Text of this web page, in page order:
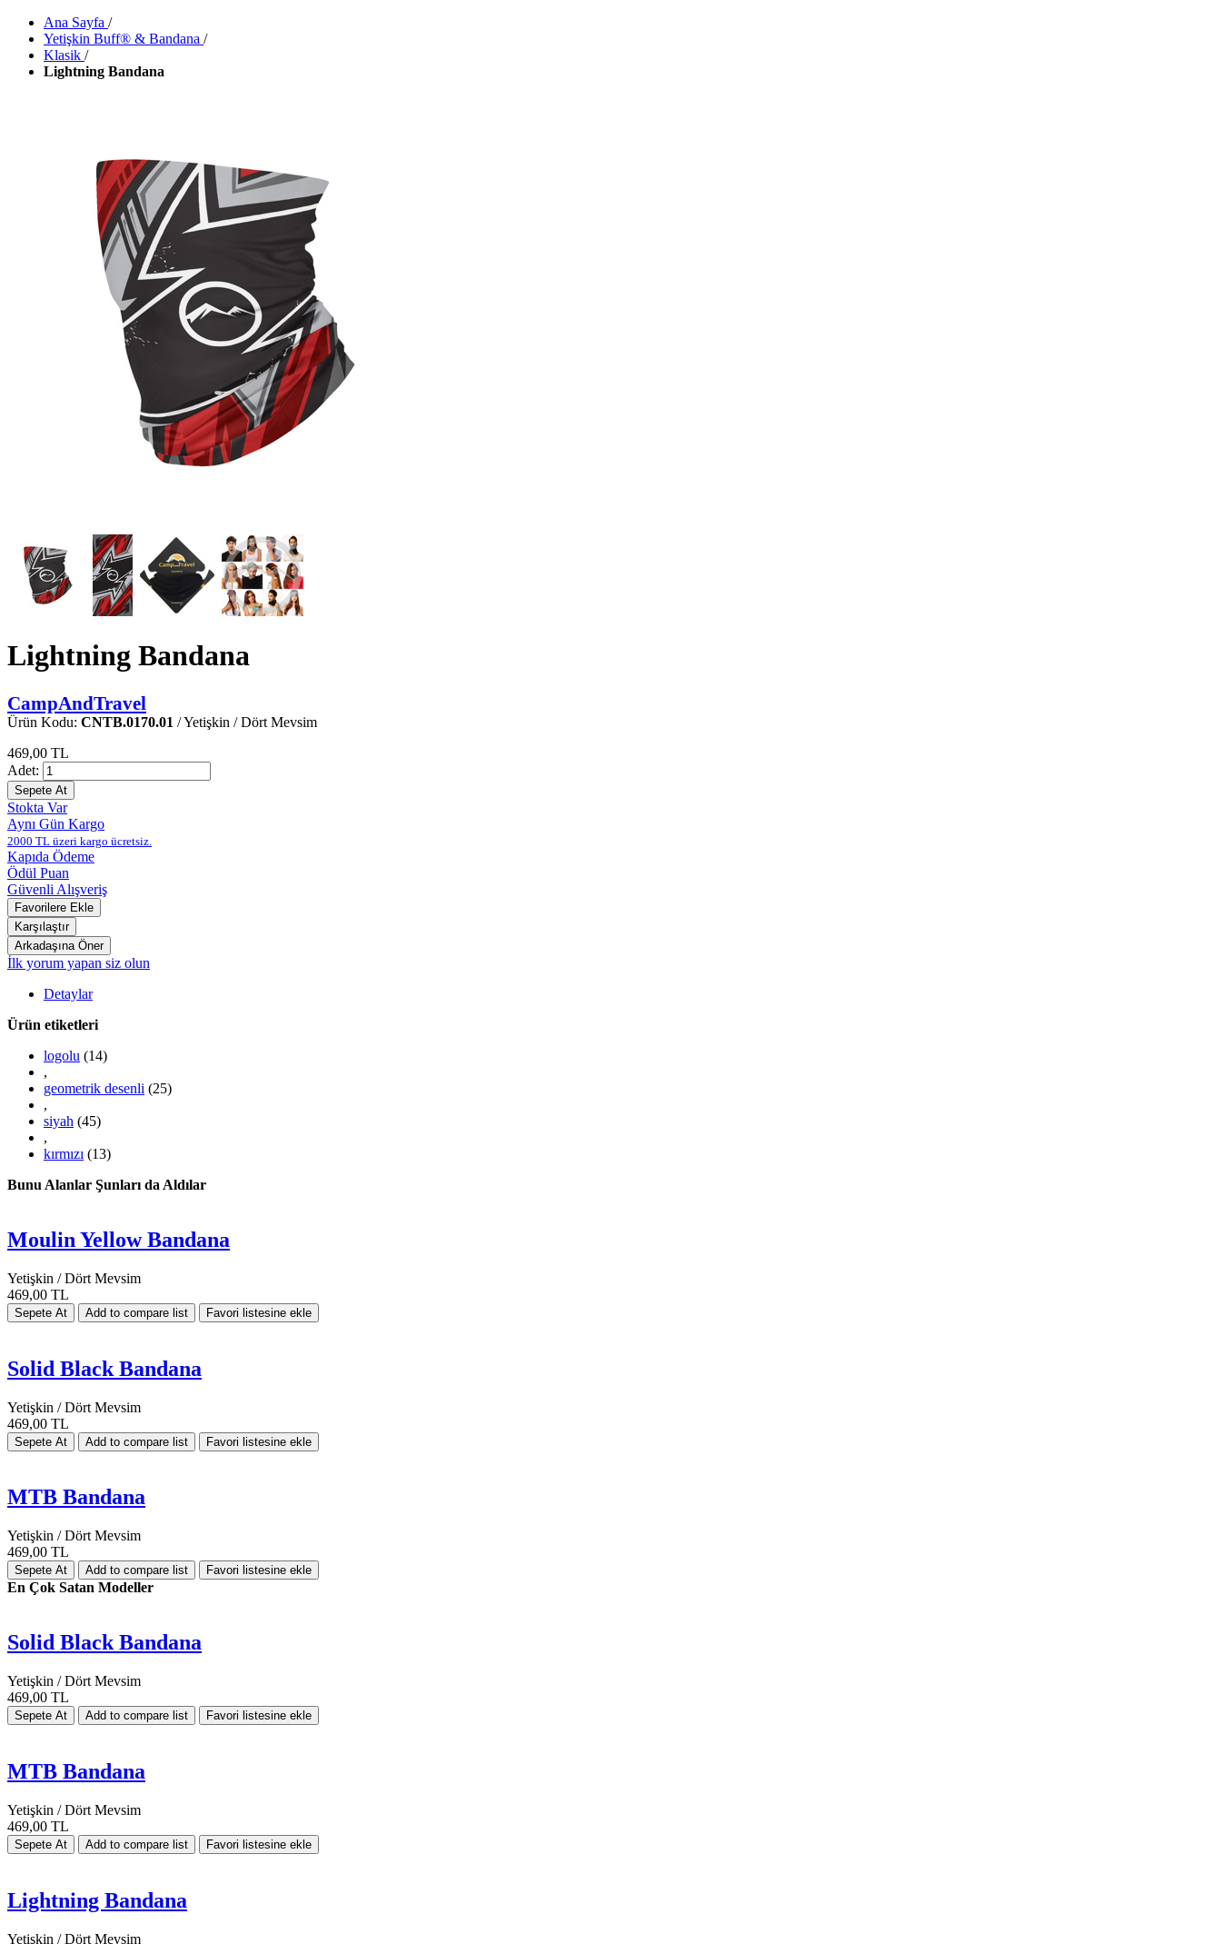
Ana Sayfa /
Yetişkin Buff® & Bandana /
Klasik /
Lightning Bandana
Lightning Bandana
CampAndTravel
Ürün Kodu: CNTB.0170.01 / Yetişkin / Dört Mevsim
469,00 TL
Adet:
Stokta Var
Aynı Gün Kargo
2000 TL üzeri kargo ücretsiz.
Kapıda Ödeme
Ödül Puan
Güvenli Alışveriş
İlk yorum yapan siz olun
Detaylar
Ürün etiketleri
logolu (14)
,
geometrik desenli (25)
,
siyah (45)
,
kırmızı (13)
Bunu Alanlar Şunları da Aldılar
Moulin Yellow Bandana
Yetişkin / Dört Mevsim
469,00 TL
Solid Black Bandana
Yetişkin / Dört Mevsim
469,00 TL
MTB Bandana
Yetişkin / Dört Mevsim
469,00 TL
En Çok Satan Modeller
Solid Black Bandana
Yetişkin / Dört Mevsim
469,00 TL
MTB Bandana
Yetişkin / Dört Mevsim
469,00 TL
Lightning Bandana
Yetişkin / Dört Mevsim